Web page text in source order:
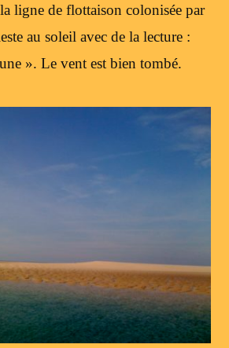
ligne de flottaison colonisée par
au soleil avec de la lecture :
». Le vent est bien tombé.